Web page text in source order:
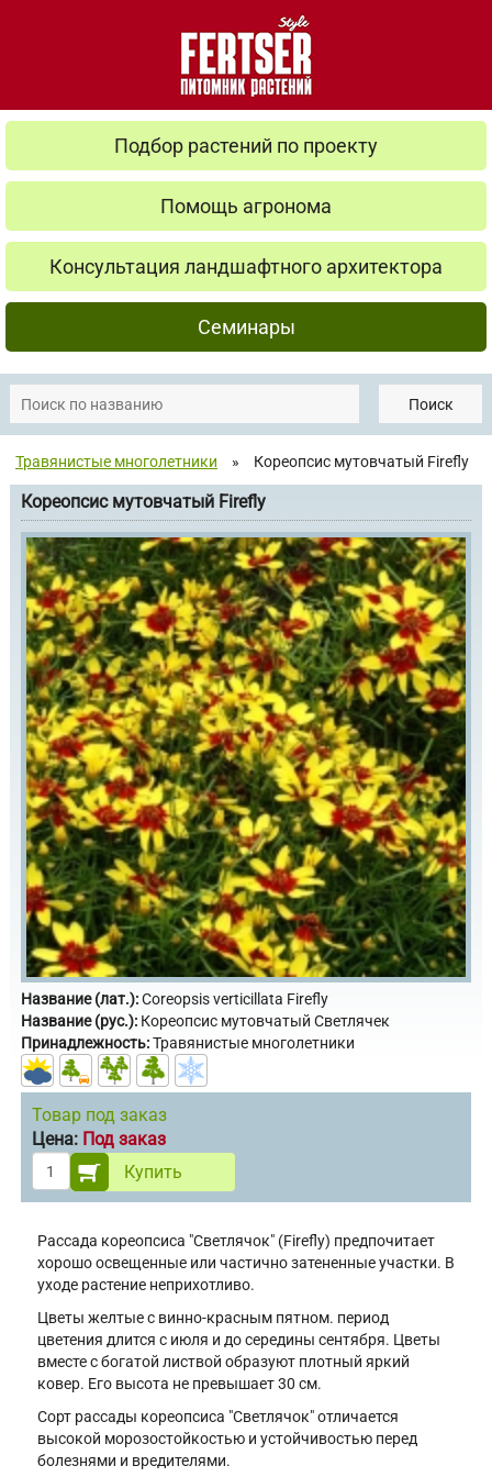
Подбор растений по проекту
Помощь агронома
Консультация ландшафтного архитектора
Семинары
Поиск
Травянистые многолетники » Кореопсис мутовчатый Firefly
Кореопсис мутовчатый Firefly
Название (лат.):Coreopsis verticillata Firefly
Название (рус.): Кореопсис мутовчатый Светлячек
Принадлежность:Травянистые многолетники
Товар под заказ
Цена: Под заказ
Купить
Рассада кореопсиса "Светлячок" (Firefly) предпочитает
хорошо освещенные или частично затененные участки. В
уходе растение неприхотливо.
Цветы желтые с винно-красным пятном. период
цветения длится с июля и до середины сентября. Цветы
вместе с богатой листвой образуют плотный яркий
ковер. Его высота не превышает 30 см.
Сорт рассады кореопсиса "Светлячок" отличается
высокой морозостойкостью и устойчивостью перед
болезнями и вредителями.